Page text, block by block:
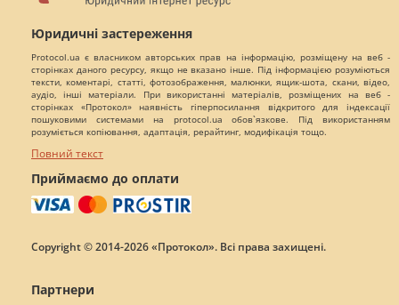
Юридичні застереження
Protocol.ua є власником авторських прав на інформацію, розміщену на веб -
сторінках даного ресурсу, якщо не вказано інше. Під інформацією розуміються
тексти, коментарі, статті, фотозображення, малюнки, ящик-шота, скани, відео,
аудіо, інші матеріали. При використанні матеріалів, розміщених на веб -
сторінках «Протокол» наявність гіперпосилання відкритого для індексації
пошуковими системами на protocol.ua обов`язкове. Під використанням
розуміється копіювання, адаптація, рерайтинг, модифікація тощо.
Повний текст
Приймаємо до оплати
Copyright © 2014-2026 «Протокол». Всі права захищені.
Партнери